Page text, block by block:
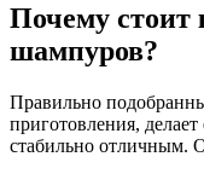
Почему стоит
шампуров?
Правильно
приготовления,
стабильно отличным.